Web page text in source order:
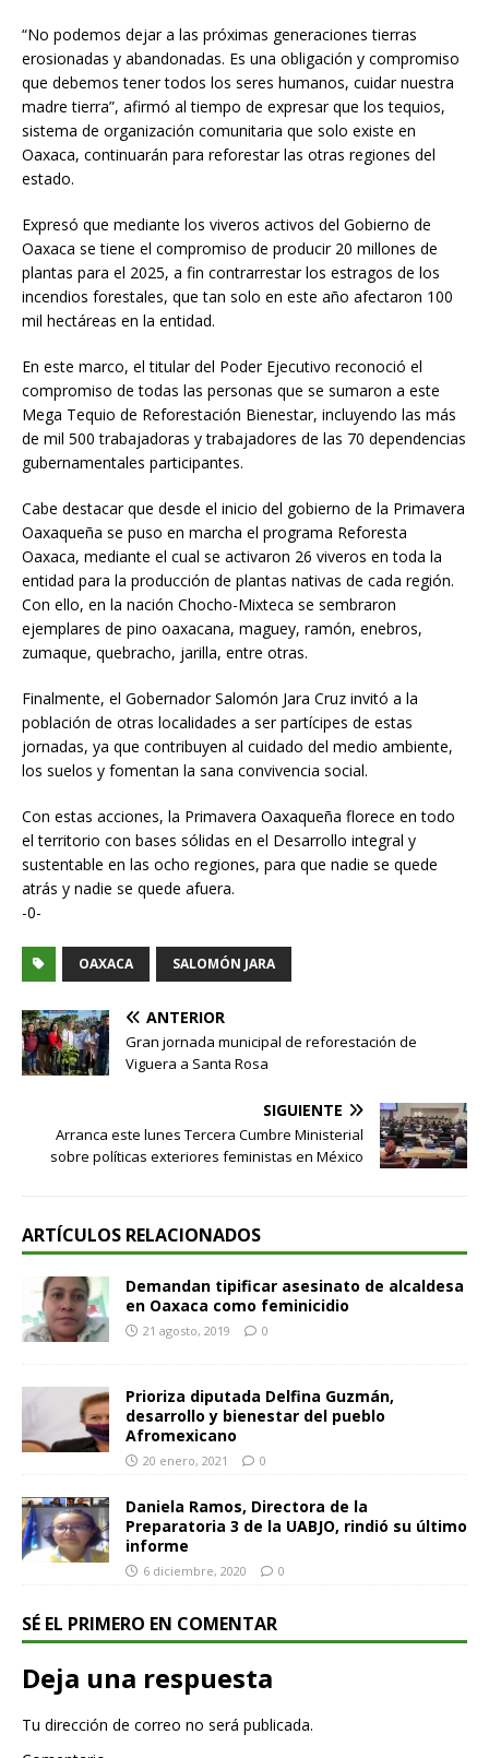
“No podemos dejar a las próximas generaciones tierras
erosionadas y abandonadas. Es una obligación y compromiso
que debemos tener todos los seres humanos, cuidar nuestra
madre tierra”, afirmó al tiempo de expresar que los tequios,
sistema de organización comunitaria que solo existe en
Oaxaca, continuarán para reforestar las otras regiones del
estado.
Expresó que mediante los viveros activos del Gobierno de
Oaxaca se tiene el compromiso de producir 20 millones de
plantas para el 2025, a fin contrarrestar los estragos de los
incendios forestales, que tan solo en este año afectaron 100
mil hectáreas en la entidad.
En este marco, el titular del Poder Ejecutivo reconoció el
compromiso de todas las personas que se sumaron a este
Mega Tequio de Reforestación Bienestar, incluyendo las más
de mil 500 trabajadoras y trabajadores de las 70 dependencias
gubernamentales participantes.
Cabe destacar que desde el inicio del gobierno de la Primavera
Oaxaqueña se puso en marcha el programa Reforesta
Oaxaca, mediante el cual se activaron 26 viveros en toda la
entidad para la producción de plantas nativas de cada región.
Con ello, en la nación Chocho-Mixteca se sembraron
ejemplares de pino oaxacana, maguey, ramón, enebros,
zumaque, quebracho, jarilla, entre otras.
Finalmente, el Gobernador Salomón Jara Cruz invitó a la
población de otras localidades a ser partícipes de estas
jornadas, ya que contribuyen al cuidado del medio ambiente,
los suelos y fomentan la sana convivencia social.
Con estas acciones, la Primavera Oaxaqueña florece en todo
el territorio con bases sólidas en el Desarrollo integral y
sustentable en las ocho regiones, para que nadie se quede
atrás y nadie se quede afuera.
-0-
OAXACA SALOMÓN JARA
ANTERIOR
Gran jornada municipal de reforestación de
Viguera a Santa Rosa
SIGUIENTE
Arranca este lunes Tercera Cumbre Ministerial
sobre políticas exteriores feministas en México
ARTÍCULOS RELACIONADOS
Demandan tipificar asesinato de alcaldesa
en Oaxaca como feminicidio
21 agosto, 2019 0
Prioriza diputada Delfina Guzmán,
desarrollo y bienestar del pueblo
Afromexicano
20 enero, 2021 0
Daniela Ramos, Directora de la
Preparatoria 3 de la UABJO, rindió su último
informe
6 diciembre, 2020 0
SÉ EL PRIMERO EN COMENTAR
Deja una respuesta
Tu dirección de correo no será publicada.